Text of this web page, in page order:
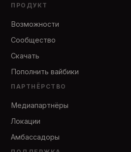
ПРОДУКТ
Возможности
Сообщество
Скачать
Пополнить вайбики
ПАРТНЁРСТВО
Медиапартнёры
Локации
Амбассадоры